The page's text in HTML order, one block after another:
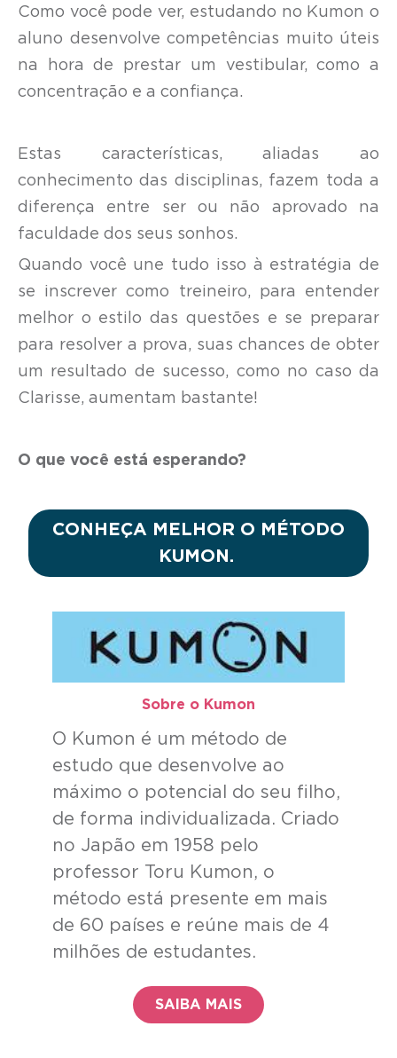
Como você pode ver, estudando no Kumon o
aluno desenvolve competências muito úteis
na hora de prestar um vestibular, como a
concentração e a confiança.
Estas características, aliadas ao
conhecimento das disciplinas, fazem toda a
diferença entre ser ou não aprovado na
faculdade dos seus sonhos.
Quando você une tudo isso à estratégia de
se inscrever como treineiro, para entender
melhor o estilo das questões e se preparar
para resolver a prova, suas chances de obter
um resultado de sucesso, como no caso da
Clarisse, aumentam bastante!
O que você está esperando?
CONHEÇA MELHOR O MÉTODO
KUMON.
Sobre o Kumon​
O Kumon é um método de
estudo que desenvolve ao
máximo o potencial do seu filho,
de forma individualizada. Criado
no Japão em 1958 pelo
professor Toru Kumon, o
método está presente em mais
de 60 países e reúne mais de 4
milhões de estudantes.
SAIBA MAIS